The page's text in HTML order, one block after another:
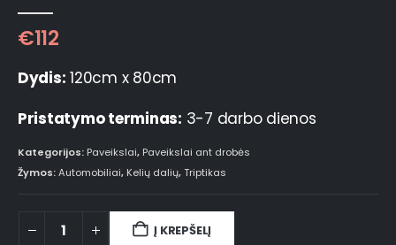
€112
Dydis: 120cm x 80cm
Pristatymo terminas: 3-7 darbo dienos
Kategorijos: Paveikslai, Paveikslai ant drobės
Žymos:Automobiliai, Kelių dalių,Triptikas
Į KREPŠELĮ